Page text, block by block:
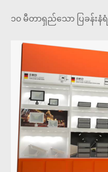
၁၀ မီတာရှည်သော ပြခန်းနံရံ